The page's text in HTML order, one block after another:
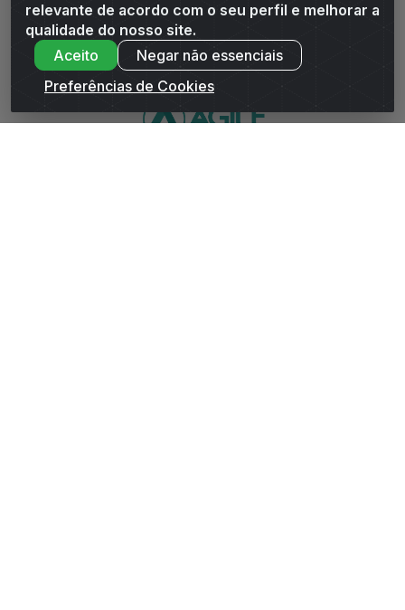
relevante de acordo com o seu perfil e melhorar a
qualidade do nosso site.
Aceito
Negar não essenciais
Preferências de Cookies
Andrade Distribuidor - ROD AL 110, n° 1401 - Sitio Moco,
Arapiraca/AL - CEP 57319-300 - CNPJ 10.667.481/0001-47